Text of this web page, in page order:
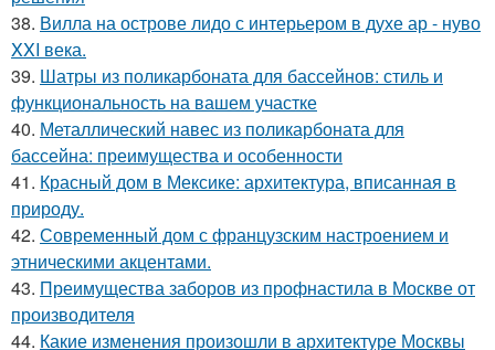
38. Вилла на острове лидо с интерьером в духе ар - нуво
XXI века.
39. Шатры из поликарбоната для бассейнов: стиль и
функциональность на вашем участке
40. Металлический навес из поликарбоната для
бассейна: преимущества и особенности
41. Красный дом в Мексике: архитектура, вписанная в
природу.
42. Современный дом с французским настроением и
этническими акцентами.
43. Преимущества заборов из профнастила в Москве от
производителя
44. Какие изменения произошли в архитектуре Москвы